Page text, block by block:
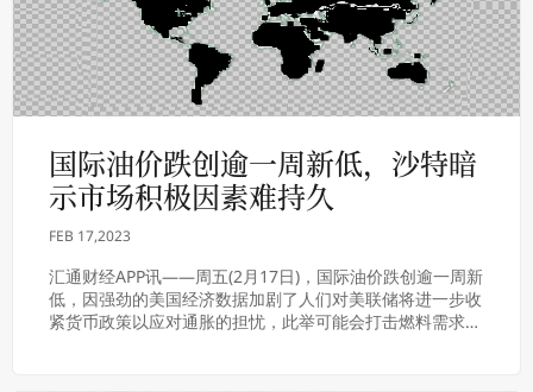
国际油价跌创逾一周新低，沙特暗
示市场积极因素难持久
FEB 17,2023
汇通财经APP讯——周五(2月17日)，国际油价跌创逾一周新
低，因强劲的美国经济数据加剧了人们对美联储将进一步收
紧货币政策以应对通胀的担忧，此举可能会打击燃料需求。